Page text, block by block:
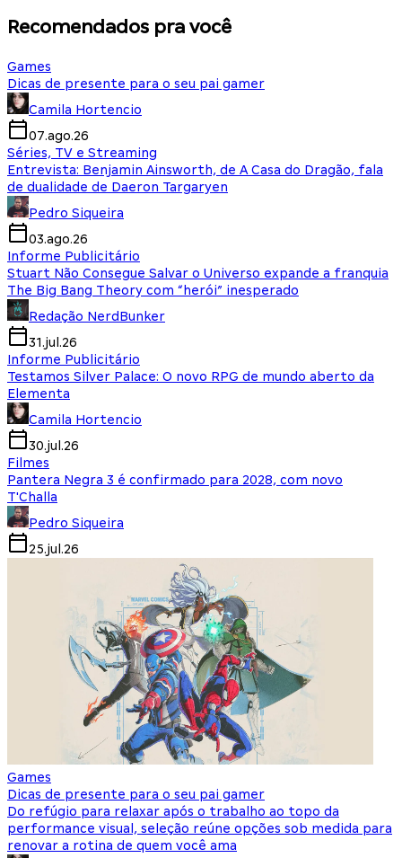
Recomendados pra você
Games
Dicas de presente para o seu pai gamer
Camila Hortencio
07.ago.26
Séries, TV e Streaming
Entrevista: Benjamin Ainsworth, de A Casa do Dragão, fala
de dualidade de Daeron Targaryen
Pedro Siqueira
03.ago.26
Informe Publicitário
Stuart Não Consegue Salvar o Universo expande a franquia
The Big Bang Theory com “herói” inesperado
Redação NerdBunker
31.jul.26
Informe Publicitário
Testamos Silver Palace: O novo RPG de mundo aberto da
Elementa
Camila Hortencio
30.jul.26
Filmes
Pantera Negra 3 é confirmado para 2028, com novo
T'Challa
Pedro Siqueira
25.jul.26
Games
Dicas de presente para o seu pai gamer
Do refúgio para relaxar após o trabalho ao topo da
performance visual, seleção reúne opções sob medida para
renovar a rotina de quem você ama